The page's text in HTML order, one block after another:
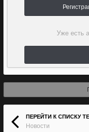
Уже есть
ПЕРЕЙТИ К СПИСКУ
Новости